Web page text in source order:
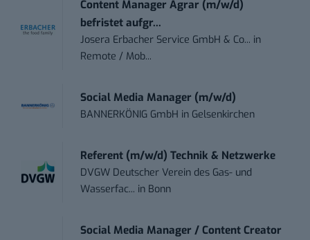
Content Manager Agrar (m/w/d)
befristet aufgr...
Josera Erbacher Service GmbH & Co... in
Remote / Mob...
Social Media Manager (m/w/d)
BANNERKÖNIG GmbH in Gelsenkirchen
Referent (m/w/d) Technik & Netzwerke
DVGW Deutscher Verein des Gas- und
Wasserfac... in Bonn
Social Media Manager / Content Creator